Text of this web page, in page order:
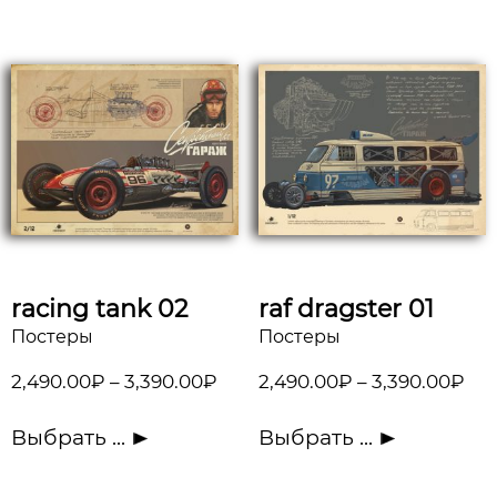
racing tank 02
Постеры
2,490.00₽ – 3,390.00₽
Выбрать ...
raf dragster 01
Постеры
2,490.00₽ – 3,390.00₽
Выбрать ...